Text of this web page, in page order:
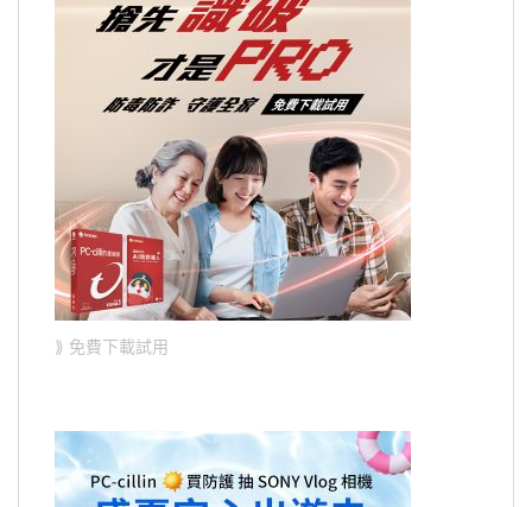
⟫ 免費下載試用